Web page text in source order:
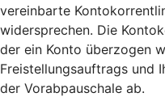
vereinbarte
widersprechen. Die
der ein Konto überzogen
Freistellungsauftrags und
der Vorabpauschale ab.